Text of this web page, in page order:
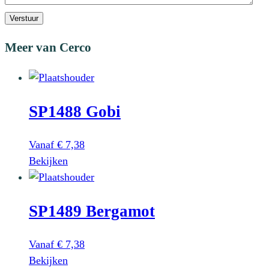
Verstuur
Meer van Cerco
SP1488 Gobi
Vanaf € 7,38
Bekijken
product
meerdere
Deze
SP1489 Bergamot
Vanaf € 7,38
Bekijken